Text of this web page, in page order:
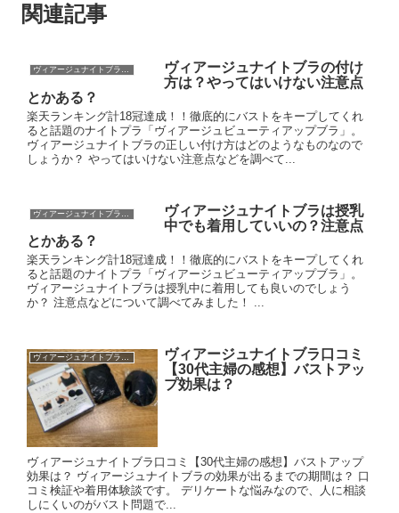
関連記事
ヴィアージュナイトブラ口コミ等
ヴィアージュナイトブラの付け
方は？やってはいけない注意点
とかある？
楽天ランキング計18冠達成！！徹底的にバストをキープしてくれ
ると話題のナイトプラ「ヴィアージュビューティアップブラ」。
ヴィアージュナイトブラの正しい付け方はどのようなものなので
しょうか？ やってはいけない注意点などを調べて...
ヴィアージュナイトブラは授乳
中でも着用していいの？注意点
とかある？
楽天ランキング計18冠達成！！徹底的にバストをキープしてくれ
ると話題のナイトプラ「ヴィアージュビューティアップブラ」。
ヴィアージュナイトブラは授乳中に着用しても良いのでしょう
か？ 注意点などについて調べてみました！ ...
ヴィアージュナイトブラ口コミ
【30代主婦の感想】バストアッ
プ効果は？
ヴィアージュナイトブラ口コミ【30代主婦の感想】バストアップ
効果は？ ヴィアージュナイトブラの効果が出るまでの期間は？ 口
コミ検証や着用体験談です。 デリケートな悩みなので、人に相談
しにくいのがバスト問題で...